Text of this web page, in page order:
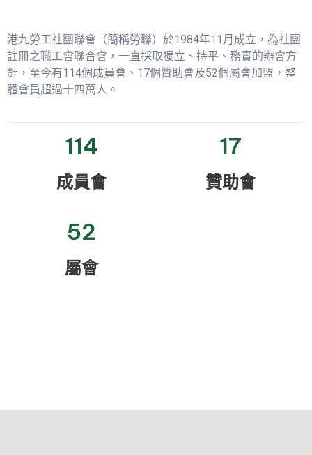
港九勞工社團聯會（簡稱勞聯）於1984年11月成立，為社團
註冊之職工會聯合會，一直採取獨立、持平、務實的辦會方
針，至今有114個成員會、17個贊助會及52個屬會加盟，整
體會員超過十四萬人。
114
成員會
17
贊助會
52
屬會